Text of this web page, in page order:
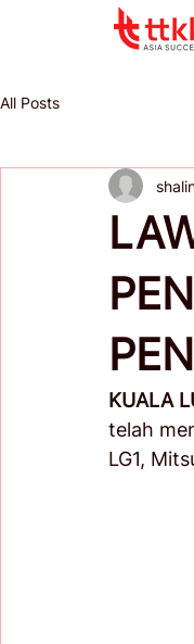
All Posts
KUALA
telah
LG1,